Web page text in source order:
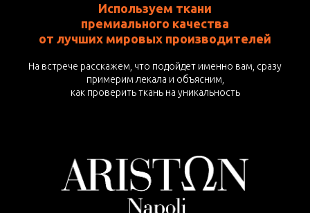
Используем ткани
премиального качества
от лучших мировых производителей
На встрече расскажем, что подойдет именно вам, сразу
примерим лекала и объясним,
как проверить ткань на уникальность